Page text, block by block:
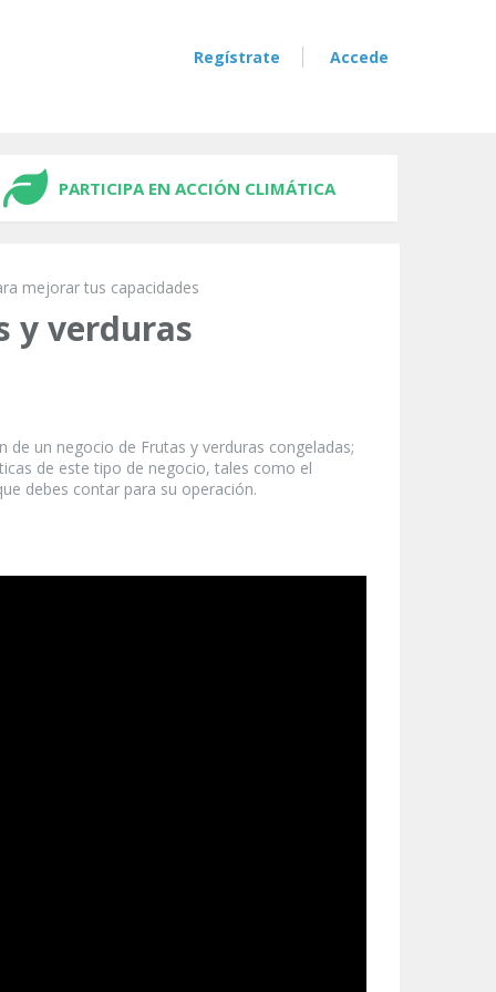
Regístrate Accede
PARTICIPA EN ACCIÓN CLIMÁTICA
mejorar tus capacidades
y verduras
un negocio de Frutas y verduras congeladas;
de este tipo de negocio, tales como el
debes contar para su operación.